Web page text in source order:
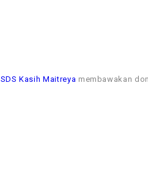
SDS Kasih Maitreya membawakan